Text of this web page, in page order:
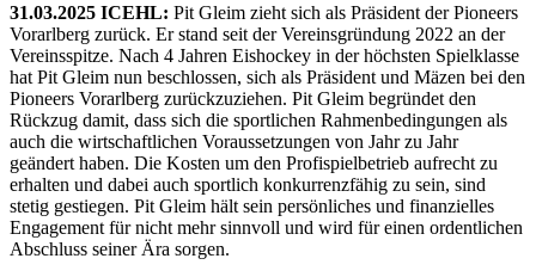
31.03.2025 ICEHL: Pit Gleim zieht sich als Präsident der Pioneers
Vorarlberg zurück. Er stand seit der Vereinsgründung 2022 an der
Vereinsspitze. Nach 4 Jahren Eishockey in der höchsten Spielklasse
hat Pit Gleim nun beschlossen, sich als Präsident und Mäzen bei den
Pioneers Vorarlberg zurückzuziehen. Pit Gleim begründet den
Rückzug damit, dass sich die sportlichen Rahmenbedingungen als
auch die wirtschaftlichen Voraussetzungen von Jahr zu Jahr
geändert haben. Die Kosten um den Profispielbetrieb aufrecht zu
erhalten und dabei auch sportlich konkurrenzfähig zu sein, sind
stetig gestiegen. Pit Gleim hält sein persönliches und finanzielles
Engagement für nicht mehr sinnvoll und wird für einen ordentlichen
Abschluss seiner Ära sorgen.